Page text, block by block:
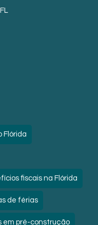
Flórida
fiscais na Flórida
de férias
em pré-construção